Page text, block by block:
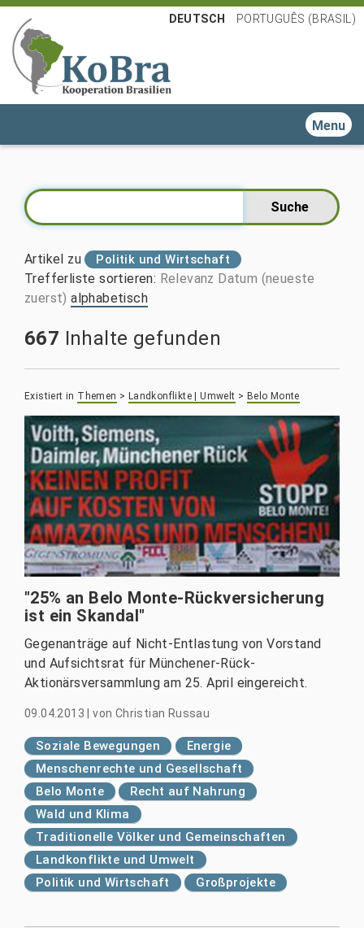
DEUTSCH PORTUGUÊS (BRASIL)
Toggle
Artikel zu Politik und Wirtschaft
Trefferliste sortieren: Relevanz Datum (neueste
zuerst) alphabetisch
667 Inhalte gefunden
Existiert in Themen > Landkonflikte | Umwelt > Belo Monte
"25% an Belo Monte-Rückversicherung
ist ein Skandal"
Gegenanträge auf Nicht-Entlastung von Vorstand
und Aufsichtsrat für Münchener-Rück-
Aktionärsversammlung am 25. April eingereicht.
09.04.2013 |von Christian Russau
Soziale Bewegungen
Energie
Menschenrechte und Gesellschaft
Belo Monte
Recht auf Nahrung
Wald und Klima
Traditionelle Völker und Gemeinschaften
Landkonflikte und Umwelt
Politik und Wirtschaft
Großprojekte